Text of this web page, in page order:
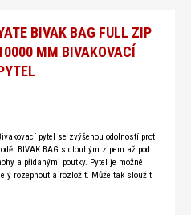
BIVAK BAG FULL ZIP
MM BIVAKOVACÍ
pytel se zvýšenou odolností proti
BIVAK BAG s dlouhým zipem až pod
a přidanými poutky. Pytel je možné
rozepnout a rozložit. Může tak sloužit